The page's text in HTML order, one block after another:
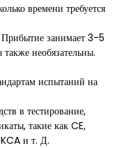
времени требуется
занимает 3-5
необязательны.
испытаний на
в тестирование,
такие как CE,
и т. Д.